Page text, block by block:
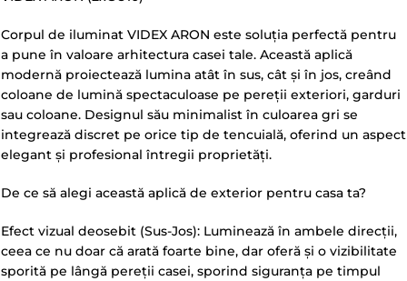
Corpul de iluminat VIDEX ARON este soluția perfectă pentru
a pune în valoare arhitectura casei tale. Această aplică
modernă proiectează lumina atât în sus, cât și în jos, creând
coloane de lumină spectaculoase pe pereții exteriori, garduri
sau coloane. Designul său minimalist în culoarea gri se
integrează discret pe orice tip de tencuială, oferind un aspect
elegant și profesional întregii proprietăți.
De ce să alegi această aplică de exterior pentru casa ta?
Efect vizual deosebit (Sus-Jos): Luminează în ambele direcții,
ceea ce nu doar că arată foarte bine, dar oferă și o vizibilitate
sporită pe lângă pereții casei, sporind siguranța pe timpul